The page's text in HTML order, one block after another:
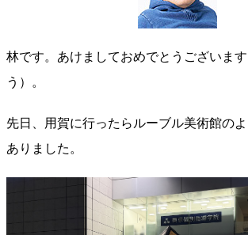
林です。あけましておめでとうございま
う）。
先日、用賀に行ったらルーブル美術館の
ありました。